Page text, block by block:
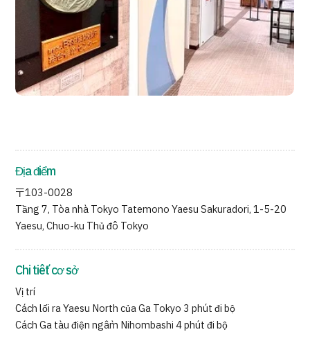
Tiếng Việt
Liên hệ
Địa điểm
〒103-0028
Tầng 7, Tòa nhà Tokyo Tatemono Yaesu Sakuradori, 1-5-20
Yaesu, Chuo-ku Thủ đô Tokyo
Chi tiết cơ sở
Vị trí
Cách lối ra Yaesu North của Ga Tokyo 3 phút đi bộ
Cách Ga tàu điện ngầm Nihombashi 4 phút đi bộ